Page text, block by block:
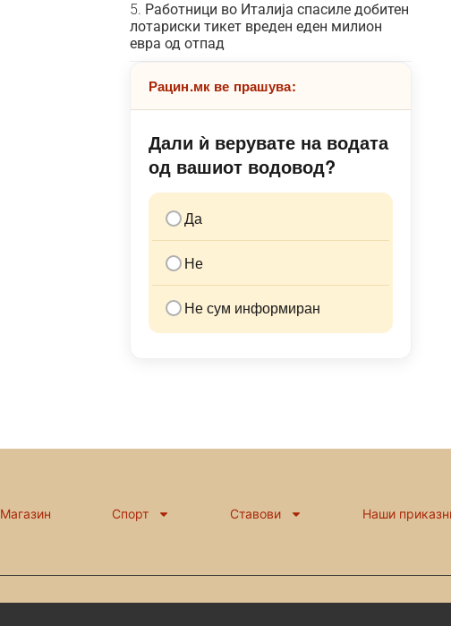
Работници во Италија спасиле добитен
лотариски тикет вреден еден милион
евра од отпад
Рацин.мк ве прашува:
Дали ѝ верувате на водата
од вашиот водовод?
Да
Не
Не сум информиран
Магазин Спорт Ставови Наши